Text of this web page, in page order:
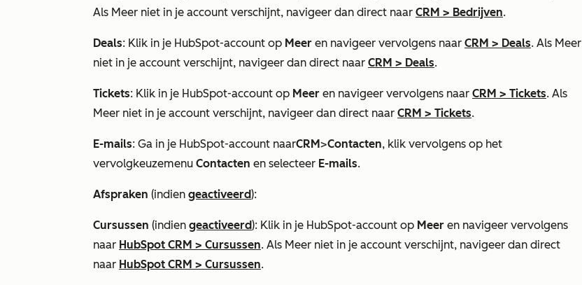
Als Meer niet in je account verschijnt, navigeer dan direct naar CRM > Bedrijven.
Deals: Klik in je HubSpot-account op Meer en navigeer vervolgens naar CRM > Deals. Als Meer
niet in je account verschijnt, navigeer dan direct naar CRM > Deals.
Tickets: Klik in je HubSpot-account op Meer en navigeer vervolgens naar CRM > Tickets. Als
Meer niet in je account verschijnt, navigeer dan direct naar CRM > Tickets.
E-mails: Ga in je HubSpot-account naarCRM>Contacten, klik vervolgens op het
vervolgkeuzemenu Contacten en selecteer E-mails.
Afspraken (indien geactiveerd):
Cursussen (indien geactiveerd): Klik in je HubSpot-account op Meer en navigeer vervolgens
naar HubSpot CRM > Cursussen. Als Meer niet in je account verschijnt, navigeer dan direct
naar HubSpot CRM > Cursussen.